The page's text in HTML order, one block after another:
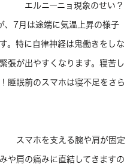
象のせい？
、7月は途端に気温上昇の様子
。特に自律神経は鬼働きをしな
張が出やすくなります。寝苦し
睡眠前のスマホは寝不足をさら
腕や肩が固定
や肩の痛みに直結してきますの